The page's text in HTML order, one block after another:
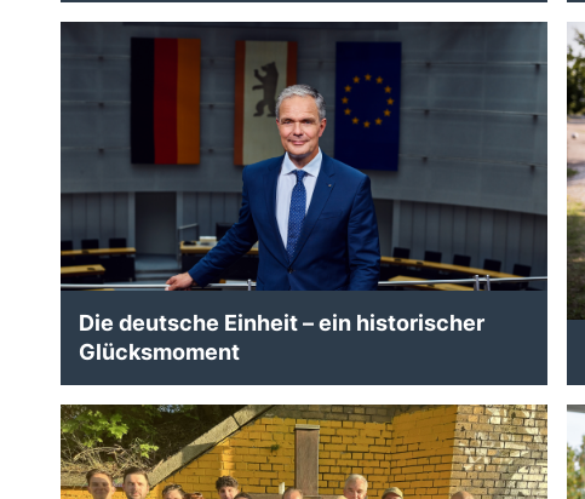
Die deutsche Einheit – ein historischer
Glücksmoment